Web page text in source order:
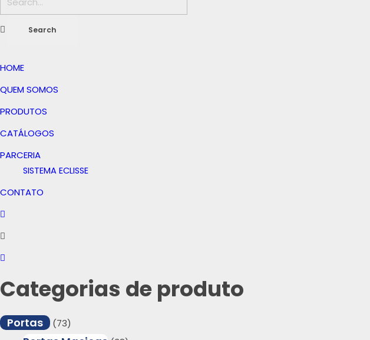
HOME
QUEM SOMOS
PRODUTOS
CATÁLOGOS
PARCERIA
SISTEMA ECLISSE
CONTATO
Categorias de produto
Portas (73)